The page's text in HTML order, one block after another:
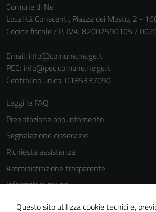
Comune di Ne
Località Conscenti, Piazza dei Mosto, 2 -
Codice fiscale / P. IVA: 82002590105 /
Email: info@comune.ne.ge.it
PEC: info@pec.comune.ne.ge.it
Centralino unico: 0185337090
Leggi le FAQ
Prenotazione appuntamento
Segnalazione disservizio
Richiesta assistenza
Amministrazione trasparente
Informativa privacy
Cookie Policy
Questo sito utilizza cookie tecnici e,
Questi